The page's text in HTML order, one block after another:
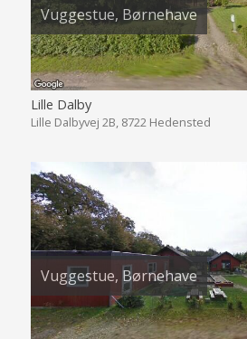
Vuggestue, Børnehave
Lille Dalby
Lille Dalbyvej 2B, 8722 Hedensted
Vuggestue, Børnehave